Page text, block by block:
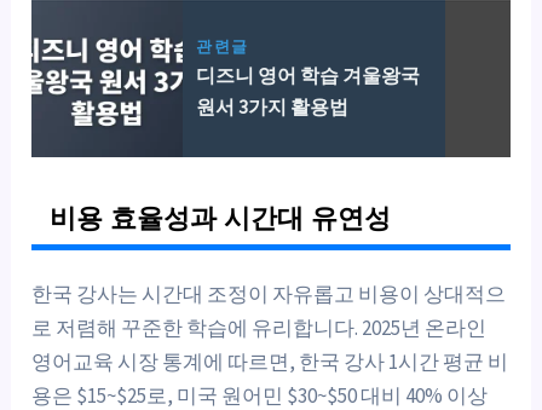
관련글
디즈니 영어 학습 겨울왕국
원서 3가지 활용법
비용 효율성과 시간대 유연성
한국 강사는 시간대 조정이 자유롭고 비용이 상대적으
로 저렴해 꾸준한 학습에 유리합니다. 2025년 온라인
영어교육 시장 통계에 따르면, 한국 강사 1시간 평균 비
용은 $15~$25로, 미국 원어민 $30~$50 대비 40% 이상